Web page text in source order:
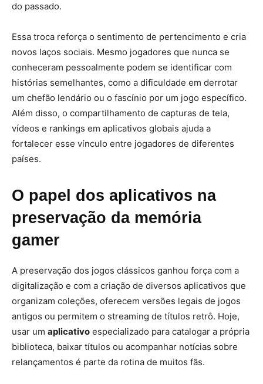
do passado.
Essa troca reforça o sentimento de pertencimento e cria
novos laços sociais. Mesmo jogadores que nunca se
conheceram pessoalmente podem se identificar com
histórias semelhantes, como a dificuldade em derrotar
um chefão lendário ou o fascínio por um jogo específico.
Além disso, o compartilhamento de capturas de tela,
vídeos e rankings em aplicativos globais ajuda a
fortalecer esse vínculo entre jogadores de diferentes
países.
O papel dos aplicativos na
preservação da memória
gamer
A preservação dos jogos clássicos ganhou força com a
digitalização e com a criação de diversos aplicativos que
organizam coleções, oferecem versões legais de jogos
antigos ou permitem o streaming de títulos retrô. Hoje,
usar um aplicativo especializado para catalogar a própria
biblioteca, baixar títulos ou acompanhar notícias sobre
relançamentos é parte da rotina de muitos fãs.